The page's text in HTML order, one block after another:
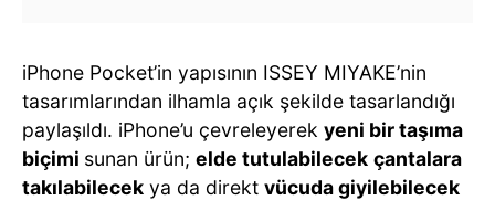
iPhone Pocket’in yapısının ISSEY MIYAKE’nin
tasarımlarından ilhamla açık şekilde tasarlandığı
paylaşıldı. iPhone’u çevreleyerek yeni bir taşıma
biçimi sunan ürün; elde tutulabilecek çantalara
takılabilecek ya da direkt vücuda giyilebilecek